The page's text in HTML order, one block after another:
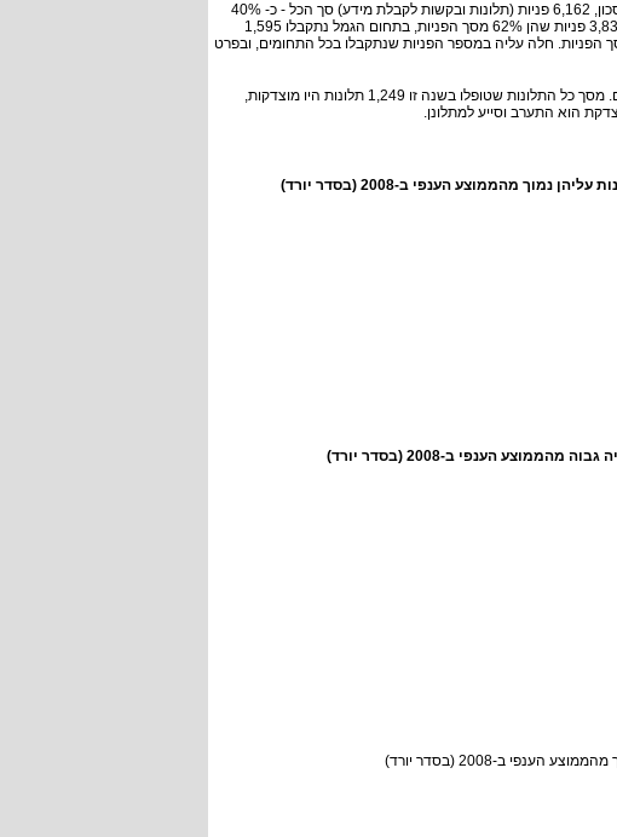
ב-2008 נתקבלו ביחידה לפניות הציבור שבאגף שוק ההון, הביטוח והחיסכון, 6,162 פניות (תלונות ובקשות לקבלת מידע) סך הכל - כ- 40%
פניות יותר מאשר אלו שנתקבלו בשנת 2007. בתחום הביטוח נתקבלו 3,837 פניות שהן 62% מסך הפניות, בתחום הגמל נתקבלו 1,595
שהן 26% מסך הפניות, ובתחום הפנסיה 730 פניות, שהן 12% מסך הפניות. חלה עליה במספר הפניות שנתקבלו בכל התחומים, ובפרט
ב-2008, המפקח על הביטוח טיפל ב-3,411 תלונות על הגופים המוסדיים. מסך כל התלונות שטופלו בשנה זו 1,249 תלונות היו מוצדקות,
הענפי ב-2008 (בסדר יורד)
ב-2008 (בסדר יורד)